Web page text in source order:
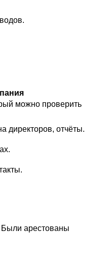
можно проверить
директоров, отчёты.
Были арестованы